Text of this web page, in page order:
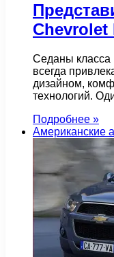
Chevrolet
Седаны класса
всегда
дизайном,
технологий.
Подробнее »
Американские